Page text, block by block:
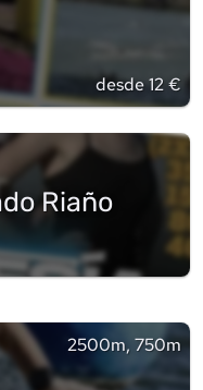
desde 12 €
Riaño
2500m, 750m